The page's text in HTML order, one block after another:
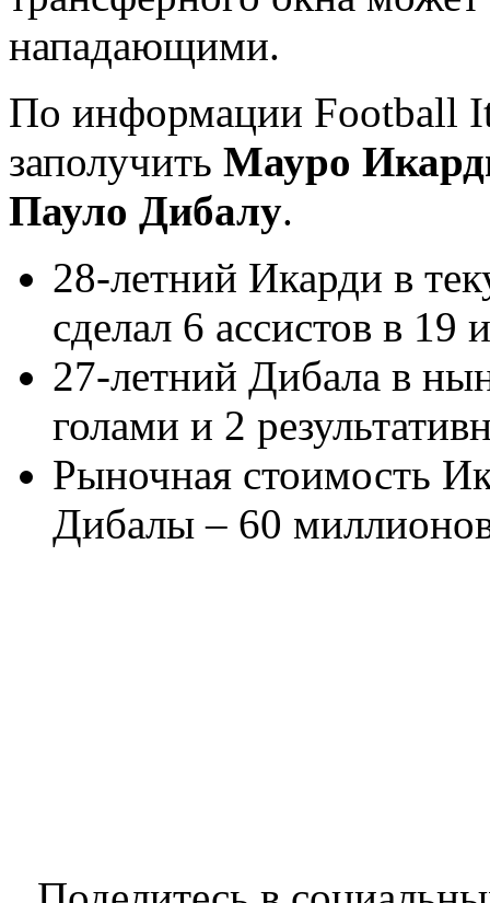
нападающими.
По информации Football
заполучить Мауро
Пауло Дибалу.
28-летний Икарди в
сделал 6 ассистов в 19
27-летний Дибала в
голами и 2
Рыночная стоимость
Дибалы – 60